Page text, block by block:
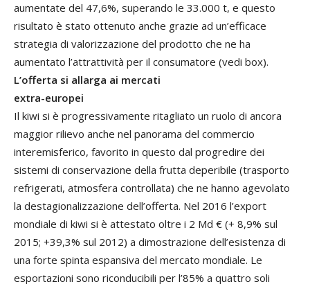
aumentate del 47,6%, superando le 33.000 t, e questo
risultato è stato ottenuto anche grazie ad un’efficace
strategia di valorizzazione del prodotto che ne ha
aumentato l’attrattività per il consumatore (vedi box).
L’offerta si allarga ai mercati
extra-europei
Il kiwi si è progressivamente ritagliato un ruolo di ancora
maggior rilievo anche nel panorama del commercio
interemisferico, favorito in questo dal progredire dei
sistemi di conservazione della frutta deperibile (trasporto
refrigerati, atmosfera controllata) che ne hanno agevolato
la destagionalizzazione dell’offerta. Nel 2016 l’export
mondiale di kiwi si è attestato oltre i 2 Md € (+ 8,9% sul
2015; +39,3% sul 2012) a dimostrazione dell’esistenza di
una forte spinta espansiva del mercato mondiale. Le
esportazioni sono riconducibili per l’85% a quattro soli